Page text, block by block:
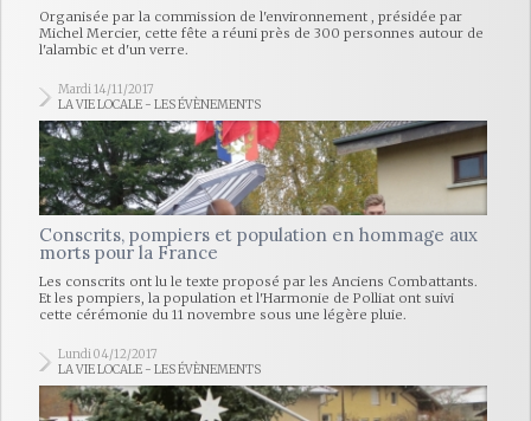
Organisée par la commission de l'environnement , présidée par
Michel Mercier, cette fête a réuni près de 300 personnes autour de
l'alambic et d'un verre.
Mardi 14/11/2017
LA VIE LOCALE - LES ÉVÈNEMENTS
Conscrits, pompiers et population en hommage aux
morts pour la France
Les conscrits ont lu le texte proposé par les Anciens Combattants.
Et les pompiers, la population et l'Harmonie de Polliat ont suivi
cette cérémonie du 11 novembre sous une légère pluie.
Lundi 04/12/2017
LA VIE LOCALE - LES ÉVÈNEMENTS